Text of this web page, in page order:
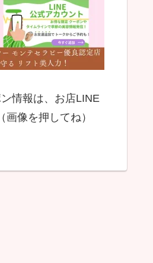
情報は、お店LINE
画像を押してね）